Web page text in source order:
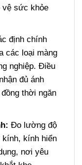
vệ sức khỏe
định chính
các loại màng
nghiệp. Điều
đủ ánh
thời ngăn
Đo lường độ
kính, kính hiển
nơi yêu